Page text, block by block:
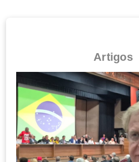
Artigos